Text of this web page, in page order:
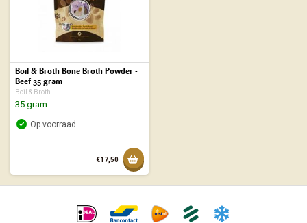
Boil & Broth Bone Broth Powder -
Beef 35 gram
Boil & Broth
35 gram
Op voorraad
€17,50 Toevoegen aan mandje